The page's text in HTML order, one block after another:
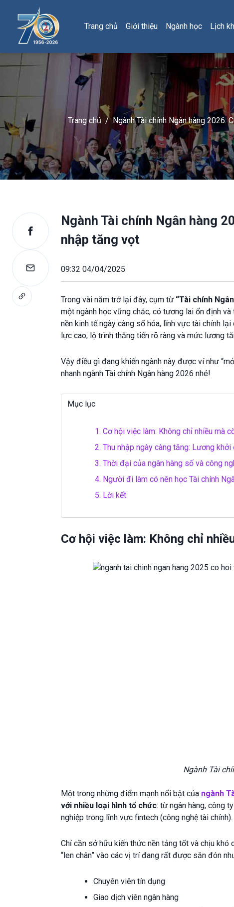
Trang chủ Giới thiệu Ngành học Lịch
Trang chủ / Ngành Tài chính Ngân hàng 2026:
Ngành Tài chính Ngân hàng
nhập tăng vọt
09:32 04/04/2025
Trong vài năm trở lại đây, cụm từ “Tài chính
một ngành học vững chắc, có tương lai ổn định
nền kinh tế ngày càng số hóa, lĩnh vực tài chính
lực cao, lộ trình thăng tiến rõ ràng và mức lương
Vậy điều gì đang khiến ngành này được ví như
nhanh ngành Tài chính Ngân hàng 2026 nhé!
Mục lục
1. Cơ hội việc làm: Không chỉ nhiều mà
2. Thu nhập ngày càng tăng: Lương
3. Thời đại của ngân hàng số và công
4. Người đi làm có nên học Tài chính
5. Lời kết
Cơ hội việc làm: Không chỉ
Ngành Tài
Một trong những điểm mạnh nổi bật của ngành
với nhiều loại hình tổ chức: từ ngân hàng, công
nghiệp trong lĩnh vực fintech (công nghệ tài chính).
Chỉ cần sở hữu kiến thức nền tảng tốt và chịu khó
“len chân” vào các vị trí đang rất được săn đón
Chuyên viên tín dụng
Giao dịch viên ngân hàng